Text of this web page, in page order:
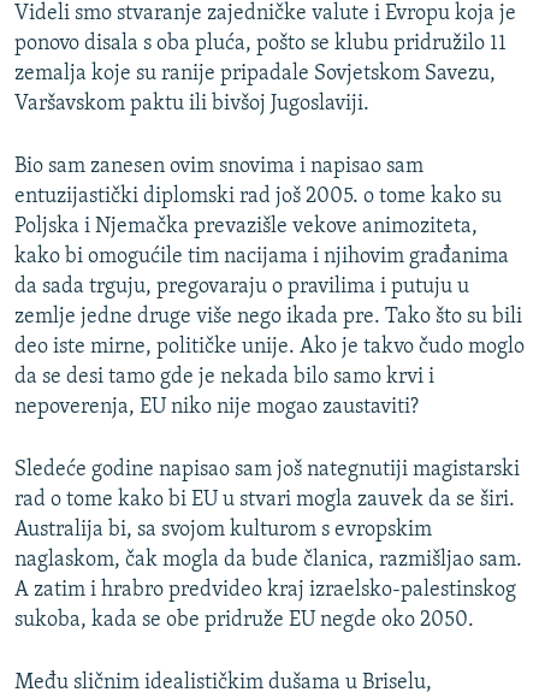
Videli smo stvaranje zajedničke valute i Evropu koja je
ponovo disala s oba pluća, pošto se klubu pridružilo 11
zemalja koje su ranije pripadale Sovjetskom Savezu,
Varšavskom paktu ili bivšoj Jugoslaviji.
Bio sam zanesen ovim snovima i napisao sam
entuzijastički diplomski rad još 2005. o tome kako su
Poljska i Njemačka prevazišle vekove animoziteta,
kako bi omogućile tim nacijama i njihovim građanima
da sada trguju, pregovaraju o pravilima i putuju u
zemlje jedne druge više nego ikada pre. Tako što su bili
deo iste mirne, političke unije. Ako je takvo čudo moglo
da se desi tamo gde je nekada bilo samo krvi i
nepoverenja, EU niko nije mogao zaustaviti?
Sledeće godine napisao sam još nategnutiji magistarski
rad o tome kako bi EU u stvari mogla zauvek da se širi.
Australija bi, sa svojom kulturom s evropskim
naglaskom, čak mogla da bude članica, razmišljao sam.
A zatim i hrabro predvideo kraj izraelsko-palestinskog
sukoba, kada se obe pridruže EU negde oko 2050.
Među sličnim idealističkim dušama u Briselu,